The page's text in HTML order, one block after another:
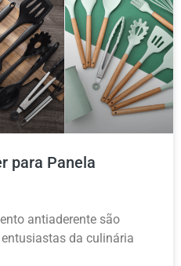
para Panela
antiaderente são
da culinária